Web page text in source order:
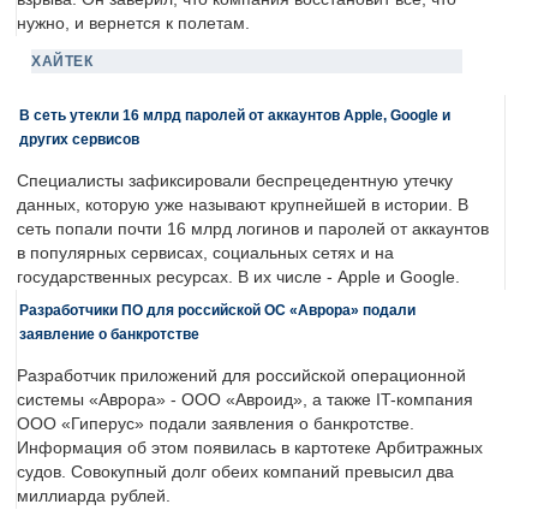
нужно, и вернется к полетам.
ХАЙТЕК
В сеть утекли 16 млрд паролей от аккаунтов Apple, Google и
других сервисов
Специалисты зафиксировали беспрецедентную утечку
данных, которую уже называют крупнейшей в истории. В
сеть попали почти 16 млрд логинов и паролей от аккаунтов
в популярных сервисах, социальных сетях и на
государственных ресурсах. В их числе - Apple и Google.
Разработчики ПО для российской ОС «Аврора» подали
заявление о банкротстве
Разработчик приложений для российской операционной
системы «Аврора» - ООО «Авроид», а также IT-компания
ООО «Гиперус» подали заявления о банкротстве.
Информация об этом появилась в картотеке Арбитражных
судов. Совокупный долг обеих компаний превысил два
миллиарда рублей.